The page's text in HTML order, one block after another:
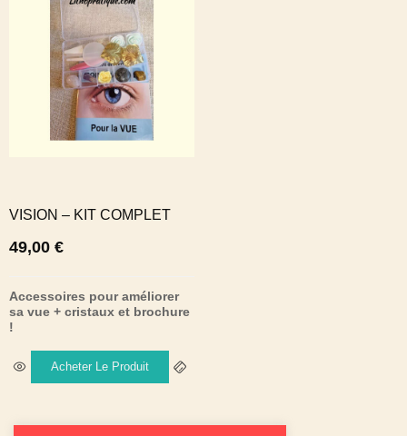
VISION – KIT COMPLET
49,00 €
Accessoires pour améliorer
sa vue + cristaux et brochure
!
Acheter Le Produit